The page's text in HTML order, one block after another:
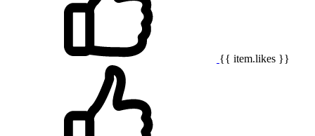
{{ item.likes }}